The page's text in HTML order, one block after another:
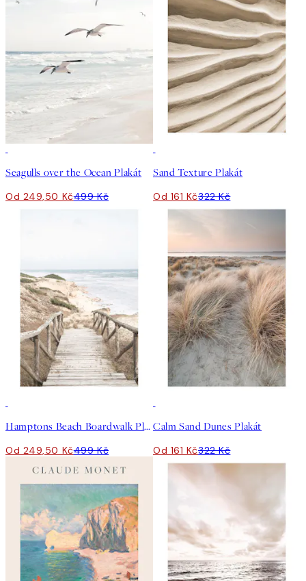
Seagulls over the Ocean Plakát
Od 249,50 Kč499 Kč
Sand Texture Plakát
Od 161 Kč322 Kč
Hamptons Beach Boardwalk Plakát
Od 249,50 Kč499 Kč
Calm Sand Dunes Plakát
Od 161 Kč322 Kč